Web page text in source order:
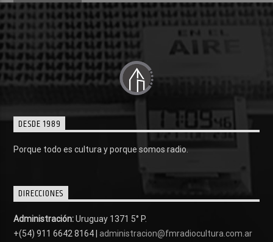
DESDE 1989
Porque todo es cultura y porque somos radio.
DIRECCIONES
Administración:Uruguay 1371 5° P.
+(54) 911 6642 8164 | administracion@fmradiocultura.com.ar